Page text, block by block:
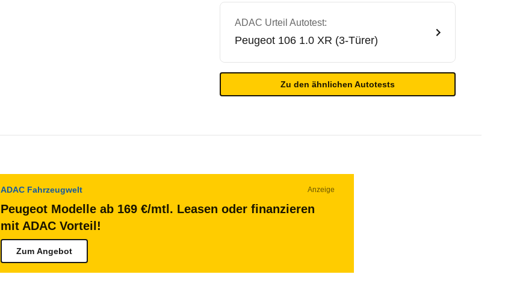
ADAC Urteil Autotest:
Peugeot 106 1.0 XR (3-Türer)
Zu den ähnlichen Autotests
ADAC Fahrzeugwelt Anzeige
Peugeot Modelle ab 169 €/mtl. Leasen oder finanzieren
mit ADAC Vorteil!
Zum Angebot